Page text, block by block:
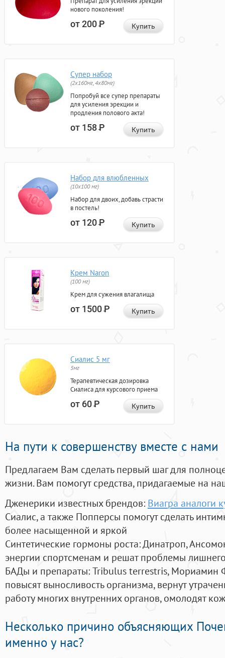
нового поколения!
от 200Р Купить
Супер набор
(2х160мг, 4х80мг)
Попробуй все супер препараты
для усиления эрекции и
продления полового акта!
от 158Р Купить
Набор для влюбленных
(10х100 мг)
Набор для двоих, добавь страсти
в постель!
от 120Р Купить
Крем Naron
(100 мг)
Крем для сужения влагалища
от 1500Р Купить
Сиалис 5 мг
5мг
Терапевтическая дозировка
Сиалиса для курсового приема
от 60Р Купить
На пути к совершенству вместе с нами
Предлагаем Вам сделать первый шаг для
жизни. Вам помогут средства, придагаемые на
Дженерики известных брендов: Виагра аналоги
Сиалис, а также Попперсы помогут сделать
более насыщенной и яркой
Синтетические гормоны роста: Динатроп,
энергии спортсменам и решат проблемы
БАДы и препараты:Tribulus terrestris, Мориамин
повысят выносливость организма, вернут
работу многих внутренних органов, омолодят
Несколько причино объясняющих
именно у нас?